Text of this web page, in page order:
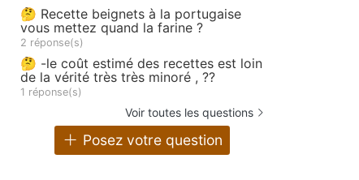
🤔 Recette beignets à la portugaise
vous mettez quand la farine ?
2 réponse(s)
🤔 -le coût estimé des recettes est loin
de la vérité très très minoré , ??
1 réponse(s)
Voir toutes les questions
Posez votre question